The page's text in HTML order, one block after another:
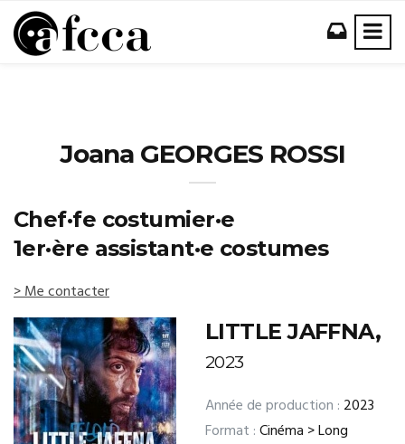
Joana GEORGES ROSSI
Chef·fe costumier·e
1er·ère assistant·e costumes
> Me contacter
LITTLE JAFFNA,
2023
Année de production : 2023
Format :Cinéma > Long